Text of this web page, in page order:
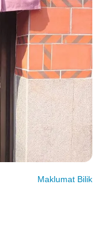
Maklumat Bilik